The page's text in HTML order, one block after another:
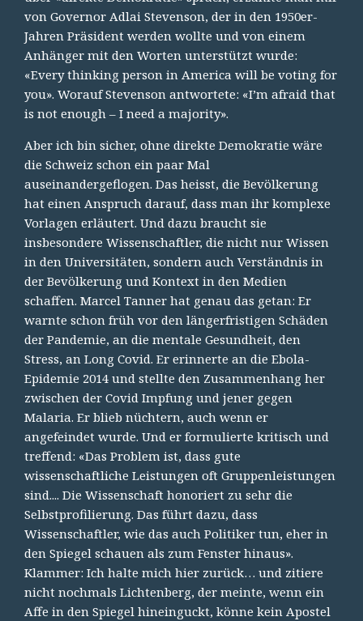
von Governor Adlai Stevenson, der in den 1950er-
Jahren Präsident werden wollte und von einem
Anhänger mit den Worten unterstützt wurde:
«Every thinking person in America will be voting for
you». Worauf Stevenson antwortete: «I’m afraid that
is not enough – I need a majority».
Aber ich bin sicher, ohne direkte Demokratie wäre
die Schweiz schon ein paar Mal
auseinandergeflogen. Das heisst, die Bevölkerung
hat einen Anspruch darauf, dass man ihr komplexe
Vorlagen erläutert. Und dazu braucht sie
insbesondere Wissenschaftler, die nicht nur Wissen
in den Universitäten, sondern auch Verständnis in
der Bevölkerung und Kontext in den Medien
schaffen. Marcel Tanner hat genau das getan: Er
warnte schon früh vor den längerfristigen Schäden
der Pandemie, an die mentale Gesundheit, den
Stress, an Long Covid. Er erinnerte an die Ebola-
Epidemie 2014 und stellte den Zusammenhang her
zwischen der Covid Impfung und jener gegen
Malaria. Er blieb nüchtern, auch wenn er
angefeindet wurde. Und er formulierte kritisch und
treffend: «Das Problem ist, dass gute
wissenschaftliche Leistungen oft Gruppenleistungen
sind.... Die Wissenschaft honoriert zu sehr die
Selbstprofilierung. Das führt dazu, dass
Wissenschaftler, wie das auch Politiker tun, eher in
den Spiegel schauen als zum Fenster hinaus».
Klammer: Ich halte mich hier zurück… und zitiere
nicht nochmals Lichtenberg, der meinte, wenn ein
Affe in den Spiegel hineinguckt, könne kein Apostel